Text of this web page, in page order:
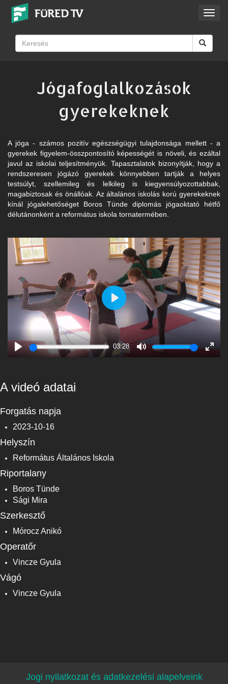
Jógafoglalkozások
gyerekeknek
A jóga - számos pozitív egészségügyi tulajdonsága mellett - a
gyerekek figyelem-összpontosító képességét is növeli, és ezáltal
javul az iskolai teljesítményük. Tapasztalatok bizonyítják, hogy a
rendszeresen jógázó gyerekek könnyebben tartják a helyes
testsúlyt, szellemileg és lelkileg is kiegyensúlyozottabbak,
magabiztosak és önállóak. Az általános iskolás korú gyerekeknek
kínál jógalehetőséget Boros Tünde diplomás jógaoktató hétfő
délutánonként a református iskola tornatermében.
03:28
Mute
Enter
Play
A videó adatai
Forgatás napja
2023-10-16
Helyszín
Református Általános Iskola
Riportalany
Boros Tünde
Sági Mira
Szerkesztő
Mórocz Anikó
Operatőr
Vincze Gyula
Vágó
Vincze Gyula
Jogi nyilatkozat és adatkezelési alapelveink